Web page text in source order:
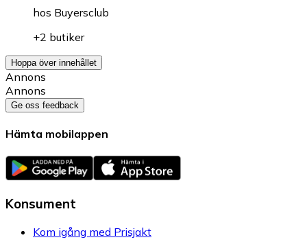
hos Buyersclub
+2 butiker
Hoppa över innehållet
Annons
Annons
Ge oss feedback
Hämta mobilappen
Konsument
Kom igång med Prisjakt